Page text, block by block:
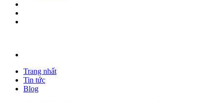
Trang nhất
Tin tức
Blog